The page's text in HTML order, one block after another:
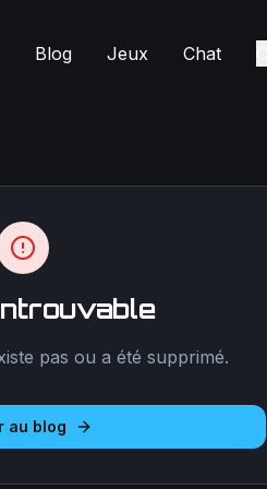
Blog Jeux Chat
pas ou a été supprimé.
au blog